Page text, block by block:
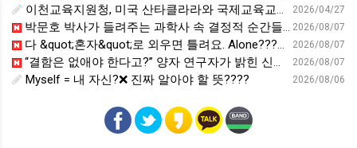
2026/04/27
이천교육지원청, 미국 산타클라라와 국제교육교류 파트너십 회의 개최:경인투데이뉴스 - 경인투데이뉴스
2026/08/07
박문호 박사가 들려주는 과학사 속 결정적 순간들! 직관을 뛰어넘는 과학적 통찰 : 생각하는 청소년을 위한 과학 시리즈 1부(feat.박문호 박사)
2026/08/07
다 &quot;혼자&quot;로 외우면 틀려요. Alone????By myself????On my own
2026/08/07
“결함은 없애야 한다고?” 양자 연구자가 밝힌 신비: 없애려던 흠이 무기가 되는 방법 | 이정현 KIST 양자기술연구단 선임연구원 | 양자 컴퓨터 인생 | 세바시 2121회
2026/08/06
Myself = 내 자신?❌ 진짜 알아야 할 뜻????